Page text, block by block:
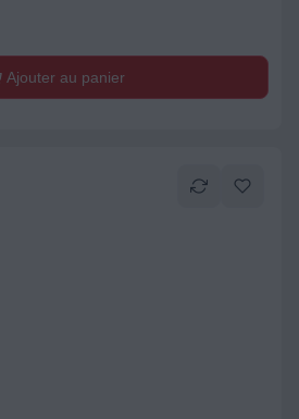
Ajouter au panier